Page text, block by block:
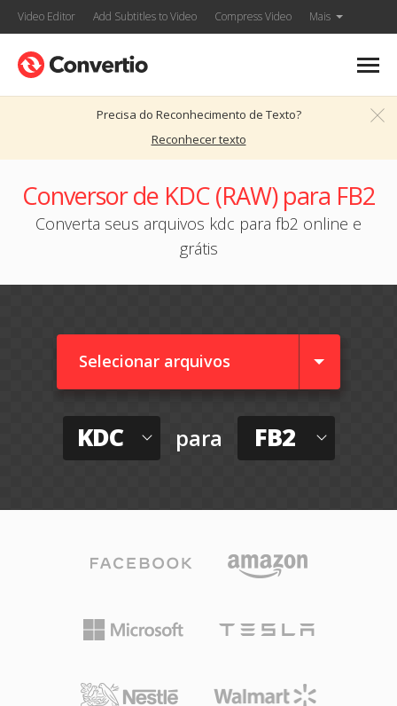
Video Editor Add Subtitles to Video Compress Video Mais
Precisa do Reconhecimento de Texto?
Reconhecer texto
Conversor de KDC (RAW) para FB2
Converta seus arquivos kdc para fb2 online e
grátis
Selecionar arquivos
KDC para FB2